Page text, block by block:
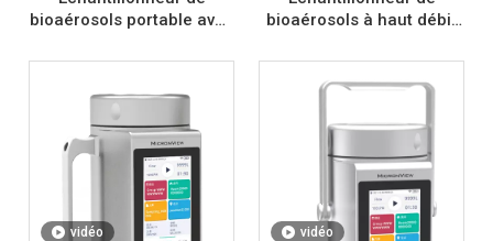
bioaérosols portable avec
bioaérosols à haut débit
vidéo vidéo